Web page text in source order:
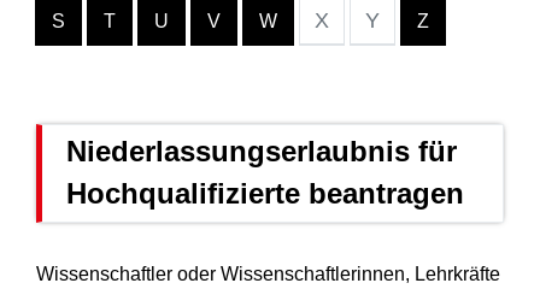
S T U V W X Y Z
Niederlassungserlaubnis für
Hochqualifizierte beantragen
Wissenschaftler oder Wissenschaftlerinnen, Lehrkräfte